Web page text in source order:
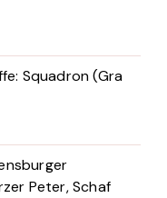
Squadron (Gra
Peter, Schaf